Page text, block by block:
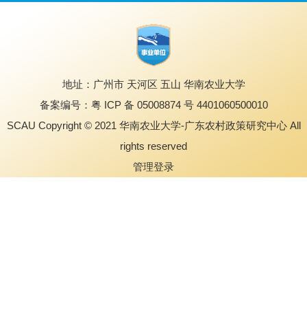
地址：广州市 天河区 五山 华南农业大学
备案编号：粤 ICP 备 05008874 号 4401060500010
SCAU Copyright © 2021 华南农业大学-广东农村政策研究中心 All
rights reserved
管理登录